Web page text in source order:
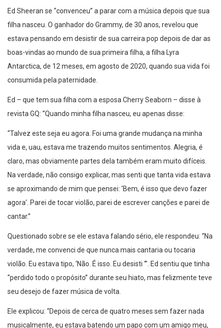
Ed Sheeran se “convenceu” a parar com a música depois que sua
filha nasceu. O ganhador do Grammy, de 30 anos, revelou que
estava pensando em desistir de sua carreira pop depois de dar as
boas-vindas ao mundo de sua primeira filha, a filha Lyra
Antarctica, de 12 meses, em agosto de 2020, quando sua vida foi
consumida pela paternidade.
Ed – que tem sua filha com a esposa Cherry Seaborn – disse à
revista GQ: “Quando minha filha nasceu, eu apenas disse:
“Talvez este seja eu agora. Foi uma grande mudança na minha
vida e, uau, estava me trazendo muitos sentimentos. Alegria, é
claro, mas obviamente partes dela também eram muito difíceis.
Na verdade, não consigo explicar, mas senti que tanta vida estava
se aproximando de mim que pensei: ‘Bem, é isso que devo fazer
agora’. Parei de tocar violão, parei de escrever canções e parei de
cantar.”
Questionado sobre se ele estava falando sério, ele respondeu: “Na
verdade, me convenci de que nunca mais cantaria ou tocaria
violão. Eu estava tipo, ‘Não. É isso. Eu desisti ‘”. Ed sentiu que tinha
“perdido todo o propósito” durante seu hiato, mas felizmente teve
seu desejo de fazer música de volta.
Ele explicou: “Depois de cerca de quatro meses sem fazer nada
musicalmente, eu estava batendo um papo com um amigo meu,